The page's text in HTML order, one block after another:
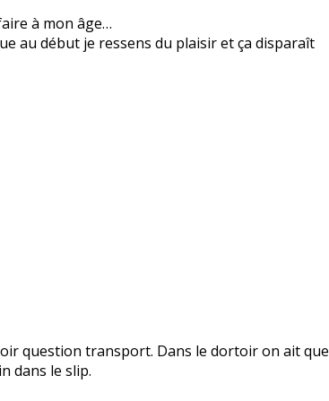
à mon âge…
au début je ressens du plaisir et ça disparaît
question transport. Dans le dortoir on ait que
dans le slip.